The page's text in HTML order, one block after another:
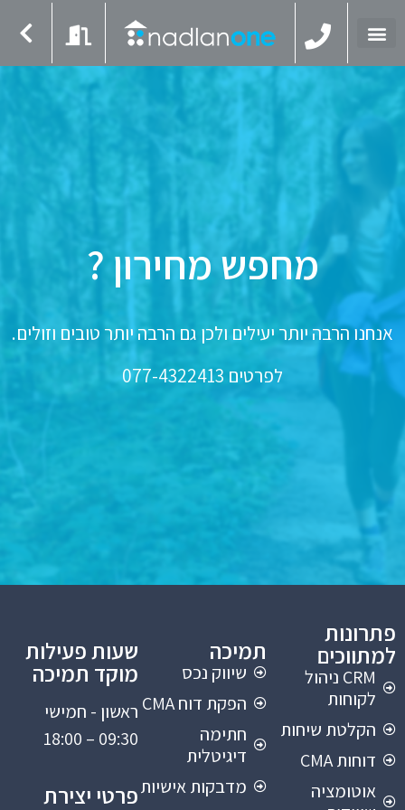
מחפש מחירון ?
אנחנו הרבה יותר יעילים ולכן גם הרבה יותר טובים וזולים.
לפרטים 077-4322413
פתרונות
למתווכים
CRM ניהול
לקוחות
הקלטת שיחות
דוחות CMA
אוטומציה
תמיכה
שיווק נכס
הפקת דוח CMA
חתימה
דיגיטלית
מדבקות אישיות
שעות פעילות
מוקד תמיכה
ראשון - חמישי
09:30 – 18:00
פרטי יצירת